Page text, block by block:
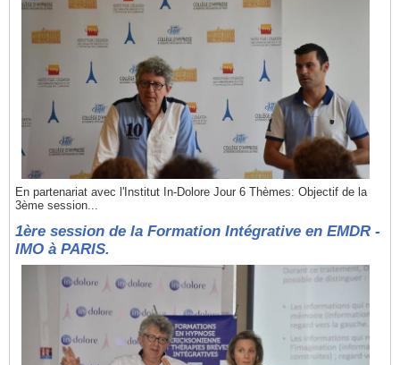
En partenariat avec l'Institut In-Dolore Jour 6 Thèmes: Objectif de la
3ème session...
1ère session de la Formation Intégrative en EMDR -
IMO à PARIS.